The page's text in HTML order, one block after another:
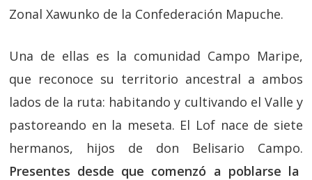
Zonal Xawunko de la Confederación Mapuche.
Una de ellas es la comunidad Campo Maripe,
que reconoce su territorio ancestral a ambos
lados de la ruta: habitando y cultivando el Valle y
pastoreando en la meseta. El Lof nace de siete
hermanos, hijos de don Belisario Campo.
Presentes desde que comenzó a poblarse la